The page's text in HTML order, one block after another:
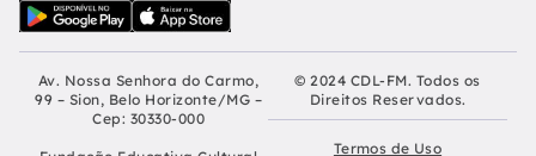
Av. Nossa Senhora do Carmo,
99 – Sion, Belo Horizonte/MG –
Cep: 30330-000
© 2024 CDL-FM. Todos os
Direitos Reservados.
Termos de Uso